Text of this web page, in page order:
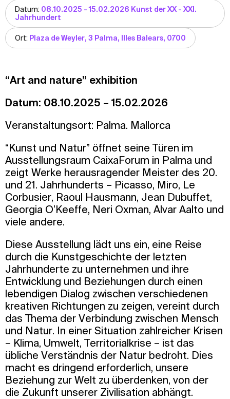
Datum: 08.10.2025 - 15.02.2026 Kunst der XX - XXI.
Jahrhundert
Ort: Plaza de Weyler, 3 Palma, Illes Balears, 0700
“Art and nature” exhibition
Datum: 08.10.2025 – 15.02.2026
Veranstaltungsort: Palma. Mallorca
“Kunst und Natur” öffnet seine Türen im
Ausstellungsraum CaixaForum in Palma und
zeigt Werke herausragender Meister des 20.
und 21. Jahrhunderts – Picasso, Miro, Le
Corbusier, Raoul Hausmann, Jean Dubuffet,
Georgia O’Keeffe, Neri Oxman, Alvar Aalto und
viele andere.
Diese Ausstellung lädt uns ein, eine Reise
durch die Kunstgeschichte der letzten
Jahrhunderte zu unternehmen und ihre
Entwicklung und Beziehungen durch einen
lebendigen Dialog zwischen verschiedenen
kreativen Richtungen zu zeigen, vereint durch
das Thema der Verbindung zwischen Mensch
und Natur. In einer Situation zahlreicher Krisen
– Klima, Umwelt, Territorialkrise – ist das
übliche Verständnis der Natur bedroht. Dies
macht es dringend erforderlich, unsere
Beziehung zur Welt zu überdenken, von der
die Zukunft unserer Zivilisation abhängt.